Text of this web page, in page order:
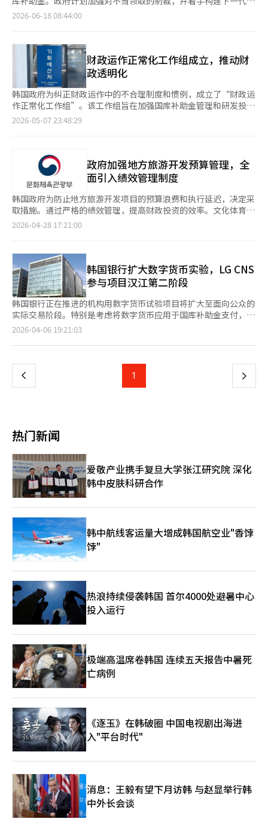
（私总协）秘书长黄仁成表示：“我们不能仅依赖政府的统一财政
境，允许其自主调整学费并透明执行，同时迫切需要为非首都圈大
学制定多样化的财政补充措施。”黄仁成秘书长还表示：“最近讨
论的关于半导体特殊情况下的超额税收也应用于高等教育的方案应
尽快制定。”他强调：“应利用额外税收设立未来应对基金，投资
于青年等下一代的成长引擎和地方人才，打破资金分配壁垒，直接
投资于大学，以支持与国家竞争力密切相关的人工智能、半导体、
生物等高端领域的研究生教育和研究人才的培养。”※ 本报道经
人工智能（AI）系统翻译与编辑。
了国库补助金管理系统e国之助的全面改版。自2017年开通以来，
经过9年，e国之助将转型为基于人工智能、云计算和数据的下一代
月之前制定业务流程重设计和系统建设方案，随后推进后续程序，
目标是在2030年开通。 副部长任期根表示：“国库补助金的不当
领取是损害国家政策效果和浪费国民宝贵税收的严重犯罪行
为。”他强调：“我们将通过现场检查与相关制度的联动，确保从
不当领取的查处到不当领取金额的回收、制裁等后续管理的全过程
得到彻底管理。” 他还补充道：“我们将毫不松懈地推进下一代e
国之助的建设，以预防国库补助金未结算和未征收的问题，消除国
库补助金不当领取的监测盲区，防止国家财政的流失。”※ 本报
组，完成了加强治理体系的国库补助金综合管理指引的修订。 目
前，计划处与财政信息院及相关部门联合对总计1万3240个补助项
表示，现场检查结束后，将通过计划处不当领取审查小组和各部门
不当领取审议委员会进行审议和决议，采取后续措施应对不当领取
的项目。此外，政府还计划在下半年修订补助金法，将不当领取的
制裁罚金上限从现行的返还金额的5倍提高到8倍。 同时，为了激
活不当领取的举报，政府计划在今年9月底之前修订补助金法实施
条例，扩大举报奖励金的支付标准。 此外，政府还启动了国库补
助金管理系统e国之助的全面改版。自2017年开通以来，e国之助
已过去9年，政府计划将其转变为基于人工智能、云计算和数据的
续程序，目标是在2030年开通。 副部长任期根表示：“国库补助
金的不当领取是损害国家政策效果和浪费国民宝贵税收的严重犯罪
行为。”他强调：“我们将通过现场检查与相关制度的联动，确保
从不当领取的发现、追回不当领取金额到制裁等后续管理的全过程
得到严格管理。” 他还补充道：“为了预防国库补助金未结算和
未征收的问题，消除国库补助金不当领取监测的盲区，我们将毫不
松懈地推进下一代e国之助的建设，防止国家财政的流失。”※ 本
国之助，以全面强化国库补助金管理体系。 17日，计划预算处在
整理成果。 计划处表示，依据今年的标准，已整理总额为2万7000
亿韩元的未结算和未征收国库补助金。其中，从今年2月至5月，共
整理了8270亿韩元（占30.9%）。其中，实际从国库中追回的金
额为5205亿韩元，属于除现有税外收入外的额外资金。 政府也在
积极推进国库补助金不当领取根绝的后续措施。继4月设立不当领
取举报中心后，5月又在补助金管理委员会下新设了补助金不当领
取审查小组，以加强治理体系，已完成国库补助金综合管理指引的
修订。 目前，计划处与财政信息院及相关部门联合对总计1万3240
组及各部门不当领取审议委员会进行审议和决议，针对不当领取项
目采取后续措施。此外，政府还计划在下半年修订补助金法，将不
当领取的制裁罚金上限从现行的返还金额的5倍提高至8倍。 同
时，为了激活不当领取举报，政府计划在今年9月底之前修订补助
金法实施条例，扩大举报奖励金的支付标准。 此外，政府还启动
了国库补助金管理系统e国之助的全面改版。自2017年开通以来，
经过9年，e国之助将转型为基于人工智能、云计算和数据的下一代
之前制定工作流程再设计和系统建设方案，随后推进后续程序，目
标是2030年正式投入使用。 副部长任期根表示：“国库补助金的
不当领取是损害国家政策效果和浪费国民宝贵税收的严重犯罪行
为。”他强调：“将通过现场检查与相关制度的联动，确保从不当
领取的查处到不当领取金额的追回及制裁等全过程的严格管理。”
他还补充道：“将无缝推进下一代e国之助的建设，以预防国库补
助金未结算和未征收问题，消除不当领取监测的盲区，防止国家财
政的流失。”※ 本报道经人工智能（AI）系统翻译与编辑。
2026-06-18 08:44:00
财政运作正常化工作组成立，推动财
政透明化
韩国政府为纠正财政运作中的不合理制度和惯例，成立了“财政运
作正常化工作组”。该工作组旨在加强国库补助金管理和研发投资
正常化，以提高财政透明度和效率。规划预算处于7日下午在财政
名民间专家组成。李在明总统上月表示，要改善社会制度的公平、
透明和合理性，结束违反规则获利、遵守规则受损的时代，并指示
各部门推进“非正常的正常化”任务。会议讨论了通过规划预算处
的头脑风暴和外部专家建议提出的重点任务，包括加强国库补助金
管理、恢复研发投资正常化及信任、设立举报基金以鼓励举报股价
操纵和串通等不当行为。副部长任表示：“规划处不仅负责个别财
政项目，还统筹财政。我们将不断检查和改善财政运作过程，直到
室等相关机构协商，最终确定推进任务。此外，预计在6月初的第
二次会议上，将检查各任务的推进情况，并向公众公开相关成果。
※ 本报道经人工智能（AI）系统翻译与编辑。
2026-05-07 23:48:29
政府加强地方旅游开发预算管理，全
面引入绩效管理制度
韩国政府为防止地方旅游开发项目的预算浪费和执行延迟，决定采
取措施。通过严格的绩效管理，提高财政投资的效率。文化体育观
光部于28日公布了包含绩效管理制度的《旅游振兴法》修正案，该
方旅游开发项目管理不足问题。◆ 重点评估百亿以上项目，提供
定制咨询新制度主要包括三大变化。首先，重点评估总投资100亿
韩元以上的项目，分析其经济效益，并针对发现的问题提出改进方
案。其次，建立“旅游开发综合信息系统”，全面检查接受国库补
助金的地方项目的执行情况。对于计划进度延迟30%以上的项目，
提供定制专家咨询，帮助解决法律、建筑、内容构成、设施运营等
问题，确保项目按时完工。◆ 提高补助金申请门槛，指定专门机
构政府提高了申请补助金的条件。地方政府需提交证明已获得项目
用地和完成地方财政投资审查的文件。文化体育观光部计划在年内
实施。文化体育观光部旅游政策室长姜正元表示，绩效管理制度实
施后，将减少重复投资项目，提高开发项目的及时完成率，不仅提
2026-04-28 17:21:00
韩国银行扩大数字货币实验，LG CNS
参与项目汉江第二阶段
韩国银行正在推进的机构用数字货币试验项目将扩大至面向公众的
实际交易阶段。特别是考虑将数字货币应用于国库补助金支付，数
字货币商业化的讨论正在加速。4月6日，LG CNS宣布参与韩国银
CNS继第一阶段后，继续作为主要参与者，负责数字货币系统的运
旨在验证存款代币作为新支付手段和财政执行工具的可行性。通过
将银行存款转化为代币形式，验证其在实际支付环境中的稳定性和
充电设施建设补助金将以存款代币支付，并通过此举验证系统的稳
定性和扩展性。若补助金以存款代币支付，整个过程从执行到使
用、最终结算都将记录在区块链上。通过记录可以实时查看补助金
使用流向，并限制非目的使用，从而提高财政执行的效率和透明
度。存款代币支付相比传统卡支付或便捷支付，减少了中间支付环
节，降低了商户手续费负担，对大企业和小商户都有成本节约效
果。消费者也将体验到基于QR的支付和即时结算等新支付体验。
LG CNS在第二阶段之前已完成了扩大存款代币使用便利性的功能
开发，增加了基于生物认证的登录、个人间转账功能和存款代币自
动存取功能，预计使用存款代币的银行和商户将进一步扩大。参与
金融机构也在增加，除了现有的KB国民银行、信韩银行、友利银
行、韩亚银行、IBK企业银行、NH农协银行、BNK釜山银行外，
BNK庆南银行和IM银行也表示参与意愿，金融业合作范围正在扩
商店通过QR码支付。使用场所也将扩大，便利店、超市、咖啡
店、书店等生活密切相关的商店将构建存款代币支付环境，并在实
际消费环境中验证其应用性。基于数字货币的支付正成为补充现有
支付手段的新基础设施。第二阶段项目将超越第一阶段的限制环
境，适用于普通消费者和实际财政执行，预计将同时验证技术稳定
性和制度可能性。LG CNS计划通过数字货币基础设施的升级、参
与机构的扩大、支付环境的构建，推动存款代币基础的金融服务扩
展。随着数字货币试验项目扩大至实际交易阶段，预计将对未来金
融基础设施的变化产生影响。LG CNS数字业务部副总裁金洪根表
示：“我们将持续升级能够稳定应用于公共财政和民生的数字货币
基础设施，并积极支持以存款代币为中心的各种创新服务的实
现。”※ 本报道经人工智能（AI）系统翻译与编辑。
2026-04-06 19:21:03
上
页
1 下
热门新闻
爱敬产业携手复旦大学张江研究院 深化
韩中皮肤科研合作
韩中航线客运量大增成韩国航空业"香饽
饽"
热浪持续侵袭韩国 首尔4000处避暑中心
投入运行
极端高温席卷韩国 连续五天报告中暑死
亡病例
《逐玉》在韩破圈 中国电视剧出海进
入"平台时代"
消息：王毅有望下月访韩 与赵显举行韩
中外长会谈